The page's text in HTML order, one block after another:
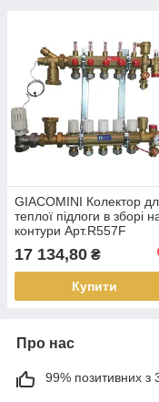
GIACOMINI Колектор
теплої підлоги в зборі
контури Арт.R557F
17 134,80 ₴
Купити
Про нас
99% позитивних з